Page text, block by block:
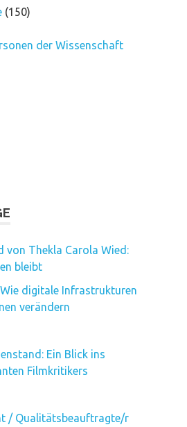
(150)
der Wissenschaft
von Thekla Carola Wied:
bleibt
digitale Infrastrukturen
verändern
Ein Blick ins
Filmkritikers
/ Qualitätsbeauftragte/r